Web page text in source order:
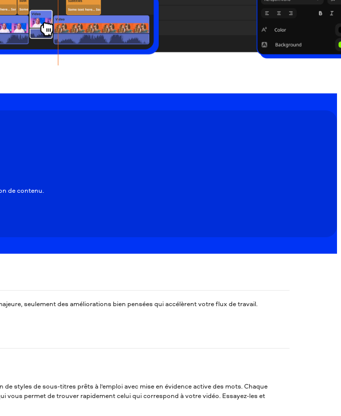
de contenu.
seulement des améliorations bien pensées qui accélèrent votre flux de travail.
de styles de sous-titres prêts à l’emploi avec mise en évidence active des mots. Chaque
vous permet de trouver rapidement celui qui correspond à votre vidéo. Essayez-les et